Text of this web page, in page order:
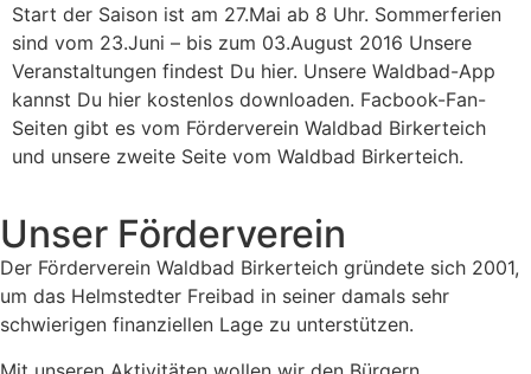
Start der Saison ist am 27.Mai ab 8 Uhr. Sommerferien
sind vom 23.Juni – bis zum 03.August 2016 Unsere
Veranstaltungen findest Du hier. Unsere Waldbad-App
kannst Du hier kostenlos downloaden. Facbook-Fan-
Seiten gibt es vom Förderverein Waldbad Birkerteich
und unsere zweite Seite vom Waldbad Birkerteich.
Unser Förderverein
Der Förderverein Waldbad Birkerteich gründete sich 2001,
um das Helmstedter Freibad in seiner damals sehr
schwierigen finanziellen Lage zu unterstützen.